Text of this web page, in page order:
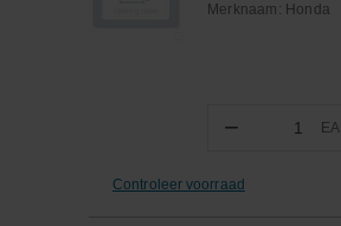
Merknaam: Honda
− Aantal
EA
Controleer voorraad